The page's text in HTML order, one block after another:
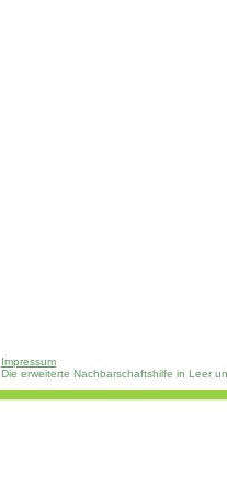
Impressum
Die erweiterte Nachbarschaftshilfe in Leer